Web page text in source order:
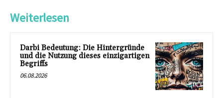
Weiterlesen
Darbi Bedeutung: Die Hintergründe
und die Nutzung dieses einzigartigen
Begriffs
06.08.2026